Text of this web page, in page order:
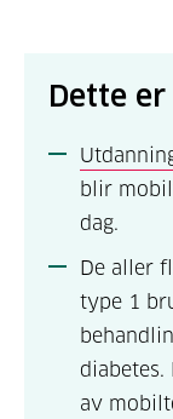
Dette er
blir
dag.
De aller
type 1
av